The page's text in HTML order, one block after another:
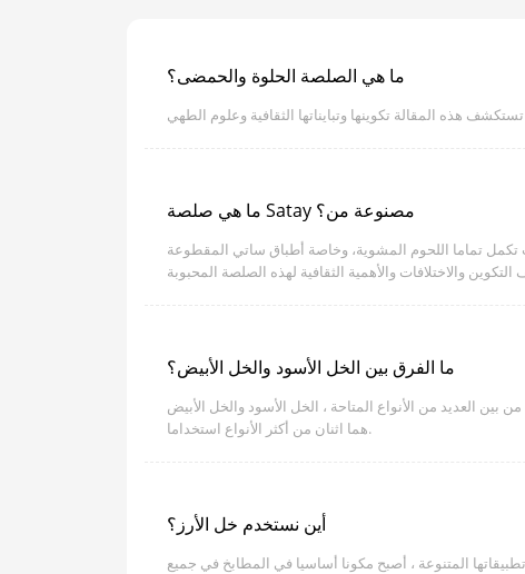
ما هي الصلصة الحلوة والحمضى؟
ما هي صلصة Satay مصنوعة من؟
تماما اللحوم المشوية، وخاصة أطباق ساتي المقطوعة
ما الفرق بين الخل الأسود والخل الأبيض؟
العديد من الأنواع المتاحة ، الخل الأسود والخل الأبيض
هما اثنان من أكثر الأنواع استخداما.
أين نستخدم خل الأرز؟
المتنوعة ، أصبح مكونا أساسيا في المطابخ في جميع